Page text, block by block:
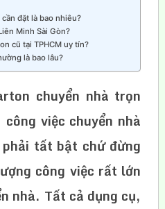
đặt là bao nhiêu?
Minh Sài Gòn?
cũ tại TPHCM uy tín?
là bao lâu?
chuyển nhà trọn
việc chuyển nhà
tất bật chứ đừng
công việc rất lớn
nhà. Tất cả dụng cụ,